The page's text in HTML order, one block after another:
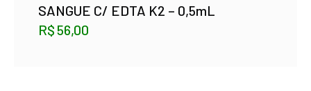
SANGUE C/ EDTA K2 – 0,5mL
R$56,00